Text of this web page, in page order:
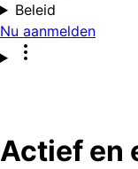
Beleid
Nu aanmelden
Actief en